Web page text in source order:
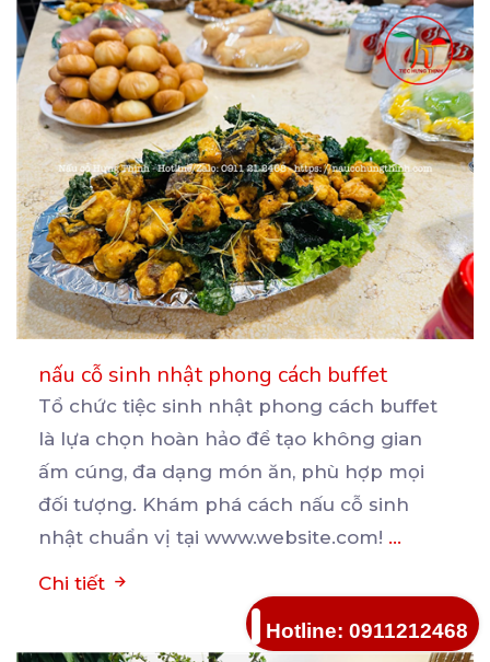
nấu cỗ sinh nhật phong cách buffet
Tổ chức tiệc sinh nhật phong cách buffet
là lựa chọn hoàn hảo để tạo không gian
ấm cúng, đa dạng món ăn, phù hợp mọi
đối tượng. Khám phá cách nấu cỗ sinh
nhật chuẩn vị tại www.website.com! ...
Chi tiết
Hotline: 0911212468